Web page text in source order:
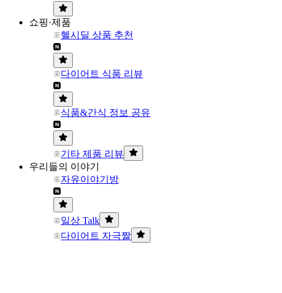
쇼핑·제품
헬시딜 상품 추천
다이어트 식품 리뷰
식품&간식 정보 공유
기타 제품 리뷰
우리들의 이야기
자유이야기방
일상 Talk
다이어트 자극짤